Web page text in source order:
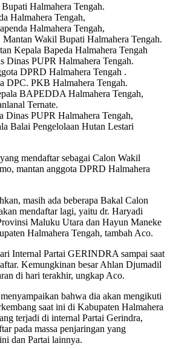
Halmahera Tengah.
Halmahera Tengah,
Halmahera Tengah,
Wakil Bupati Halmahera Tengah.
Kepala Bapeda Halmahera Tengah
Dinas PUPR Halmahera Tengah.
DPRD Halmahera Tengah .
DPC. PKB Halmahera Tengah.
BAPEDDA Halmahera Tengah,
Ternate.
Dinas PUPR Halmahera Tengah,
Balai Pengelolaan Hutan Lestari
mendaftar sebagai Calon Wakil
mantan anggota DPRD Halmahera
masih ada beberapa Bakal Calon
mendaftar lagi, yaitu dr. Haryadi
Maluku Utara dan Hayun Maneke
Halmahera Tengah, tambah Aco.
Internal Partai GERINDRA sampai saat
Kemungkinan besar Ahlan Djumadil
di hari terakhir, ungkap Aco.
bahwa dia akan mengikuti
saat ini di Kabupaten Halmahera
terjadi di internal Partai Gerindra,
pada massa penjaringan yang
dan Partai lainnya.